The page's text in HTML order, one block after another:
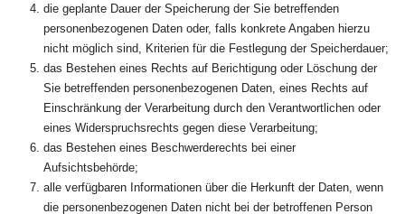
die geplante Dauer der Speicherung der Sie betreffenden
personenbezogenen Daten oder, falls konkrete Angaben hierzu
nicht möglich sind, Kriterien für die Festlegung der Speicherdauer;
das Bestehen eines Rechts auf Berichtigung oder Löschung der
Sie betreffenden personenbezogenen Daten, eines Rechts auf
Einschränkung der Verarbeitung durch den Verantwortlichen oder
eines Widerspruchsrechts gegen diese Verarbeitung;
das Bestehen eines Beschwerderechts bei einer
Aufsichtsbehörde;
alle verfügbaren Informationen über die Herkunft der Daten, wenn
die personenbezogenen Daten nicht bei der betroffenen Person